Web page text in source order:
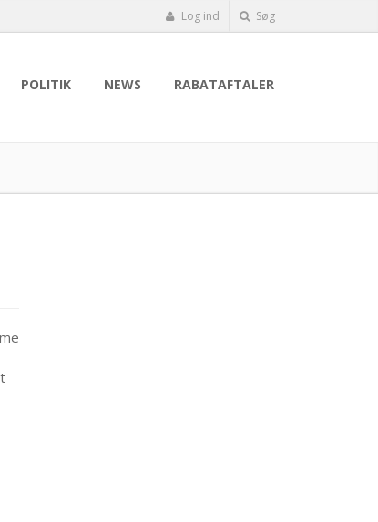
Log ind Søg
POLITIK NEWS RABATAFTALER